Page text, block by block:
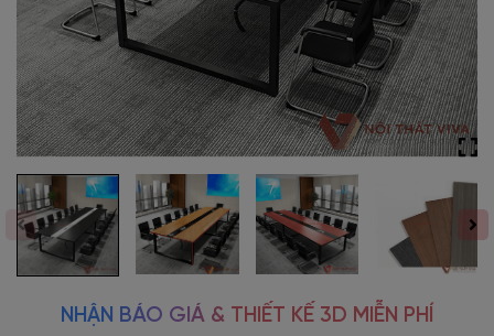
NHẬN BÁO GIÁ & THIẾT KẾ 3D MIỄN PHÍ